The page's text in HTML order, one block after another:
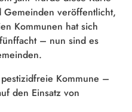
Gemeinden veröffentlicht,
Kommunen hat sich
– nun sind es
Kommune –
den Einsatz von